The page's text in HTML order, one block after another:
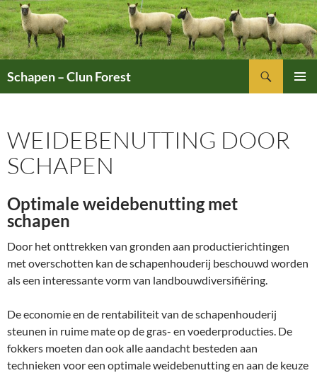
Ga
naar
de
inhoud
Schapen – Clun Forest
WEIDEBENUTTING DOOR
SCHAPEN
Optimale weidebenutting met
schapen
Door het onttrekken van gronden aan productierichtingen
met overschotten kan de schapenhouderij beschouwd worden
als een interessante vorm van landbouwdiversifiëring.
De economie en de rentabiliteit van de schapenhouderij
steunen in ruime mate op de gras- en voederproducties. De
fokkers moeten dan ook alle aandacht besteden aan
technieken voor een optimale weidebenutting en aan de keuze